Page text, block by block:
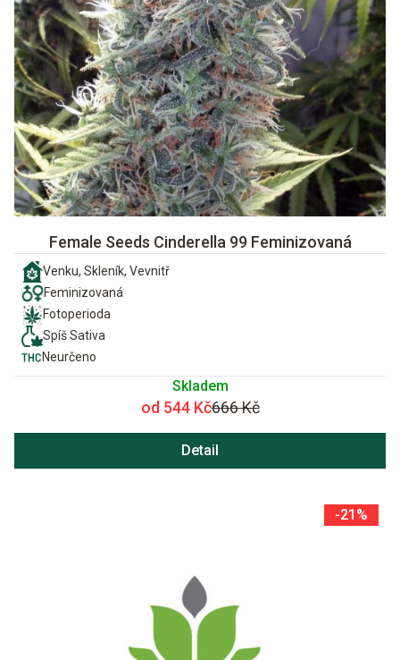
Female Seeds Cinderella 99 Feminizovaná
Venku, Skleník, Vevnitř
Feminizovaná
Fotoperioda
Spíš Sativa
Neurčeno
Skladem
od 544 Kč666 Kč
Detail
-21%